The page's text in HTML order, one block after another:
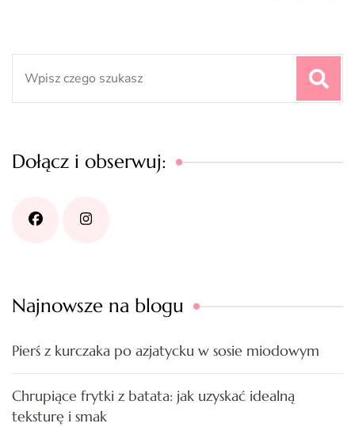
Dołącz i obserwuj:
Najnowsze na blogu
Pierś z kurczaka po azjatycku w sosie miodowym
Chrupiące frytki z batata: jak uzyskać idealną
teksturę i smak